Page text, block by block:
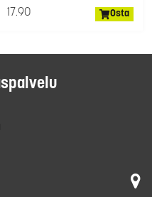
17.90
Osta